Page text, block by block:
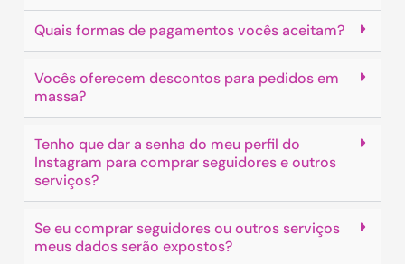
Quais formas de pagamentos vocês aceitam?
Vocês oferecem descontos para pedidos em
massa?
Tenho que dar a senha do meu perfil do
Instagram para comprar seguidores e outros
serviços?
Se eu comprar seguidores ou outros serviços
meus dados serão expostos?